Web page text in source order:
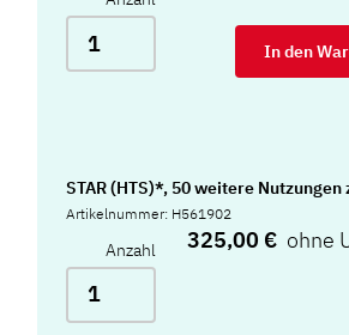
In den
STAR (HTS)*, 50 weitere Nutzungen
Artikelnummer: H561902
Anzahl 325,00 €